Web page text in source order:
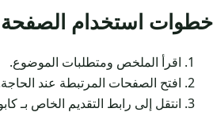
خطوات استخدام الصفحة
اقرأ الملخص ومتطلبات الموضوع.
افتح الصفحات المرتبطة عند
انتقل إلى رابط التقديم الخاص بـ